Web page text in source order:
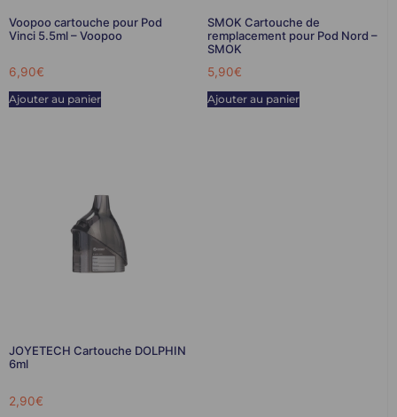
Voopoo cartouche pour Pod
Vinci 5.5ml – Voopoo
6,90€
Ajouter au panier
SMOK Cartouche de
remplacement pour Pod Nord –
SMOK
5,90€
Ajouter au panier
JOYETECH Cartouche DOLPHIN
6ml
2,90€